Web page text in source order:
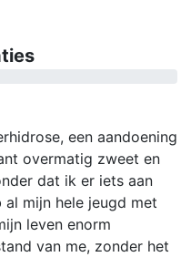
een aandoening
overmatig zweet en
dat ik er iets aan
al mijn hele jeugd met
leven enorm
van me, zonder het